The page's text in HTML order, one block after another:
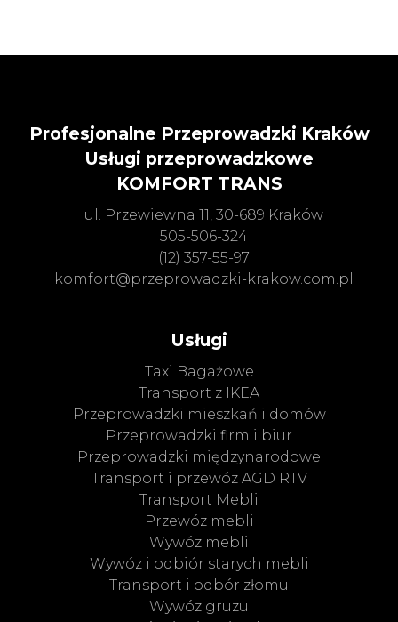
Profesjonalne Przeprowadzki Kraków
Usługi przeprowadzkowe
KOMFORT TRANS
ul. Przewiewna 11, 30-689 Kraków
505-506-324
(12) 357-55-97
komfort@przeprowadzki-krakow.com.pl
Usługi
Taxi Bagażowe
Transport z IKEA
Przeprowadzki mieszkań i domów
Przeprowadzki firm i biur
Przeprowadzki międzynarodowe
Transport i przewóz AGD RTV
Transport Mebli
Przewóz mebli
Wywóz mebli
Wywóz i odbiór starych mebli
Transport i odbór złomu
Wywóz gruzu